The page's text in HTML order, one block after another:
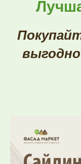
выгодно